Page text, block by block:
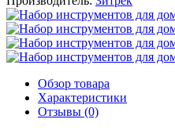
Обзор товара
Характеристики
Отзывы (0)